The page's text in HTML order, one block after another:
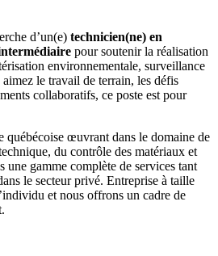
d’un(e) technicien(ne) en
pour soutenir la réalisation
environnementale, surveillance
le travail de terrain, les défis
collaboratifs, ce poste est pour
québécoise œuvrant dans le domaine de
du contrôle des matériaux et
gamme complète de services tant
le secteur privé. Entreprise à taille
et nous offrons un cadre de